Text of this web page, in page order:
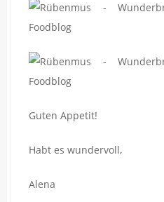
Guten Appetit!
Habt es wundervoll,
Alena